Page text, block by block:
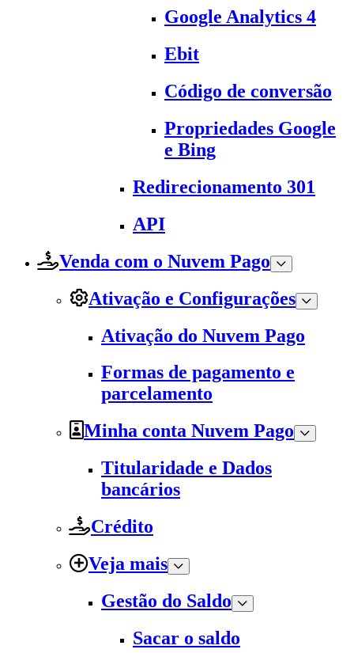
Google Analytics 4
Ebit
Código de conversão
Propriedades Google
e Bing
Redirecionamento 301
API
Venda com o Nuvem Pago
Ativação e Configurações
Ativação do Nuvem Pago
Formas de pagamento e
parcelamento
Minha conta Nuvem Pago
Titularidade e Dados
bancários
Crédito
Veja mais
Gestão do Saldo
Sacar o saldo